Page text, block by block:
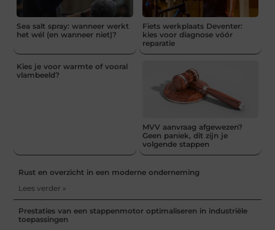
Sea salt spray: wanneer werkt
het wél (en wanneer niet)?
Fiets werkplaats Deventer:
kies voor diagnose vóór
reparatie
Kies je voor warmte of vooral
vlambeeld?
MVV aanvraag afgewezen?
Geen paniek, dit zijn je
volgende stappen
Rust en overzicht in een moderne onderneming
Lees verder »
Prestaties van een stappenmotor optimaliseren in industriële
toepassingen